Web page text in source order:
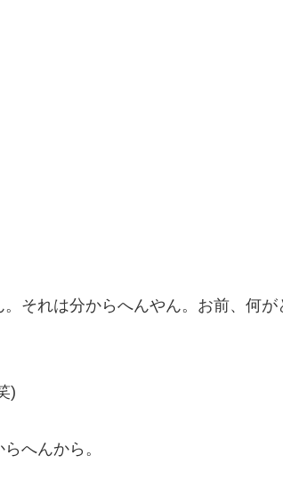
。それは分からへんやん。お前、何
)
へんから。